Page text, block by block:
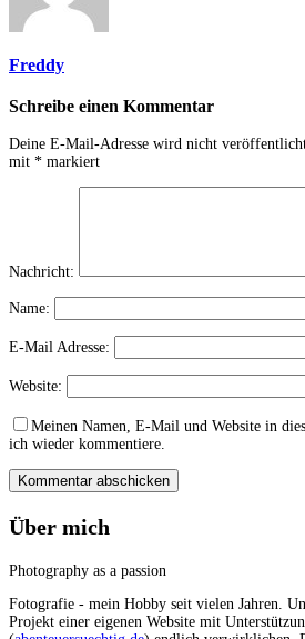
Freddy
Schreibe einen Kommentar
Deine E-Mail-Adresse wird nicht
mit * markiert
Nachricht:
Name:
E-Mail Adresse:
Website:
Meinen Namen, E-Mail und Website in
ich wieder kommentiere.
Über mich
Photography as a passion
Fotografie - mein Hobby seit vielen Jahren.
Projekt einer eigenen Website mit